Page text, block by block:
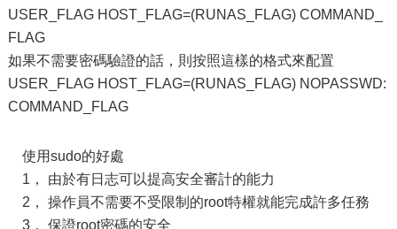
USER_FLAG HOST_FLAG=(RUNAS_FLAG) COMMAND_
FLAG
如果不需要密碼驗證的話，則按照這樣的格式來配置
USER_FLAG HOST_FLAG=(RUNAS_FLAG) NOPASSWD:
COMMAND_FLAG
使用sudo的好處
1， 由於有日志可以提高安全審計的能力
2， 操作員不需要不受限制的root特權就能完成許多任務
3， 保證root密碼的安全